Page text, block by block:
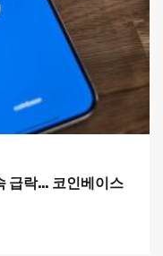
급락… 코인베이스